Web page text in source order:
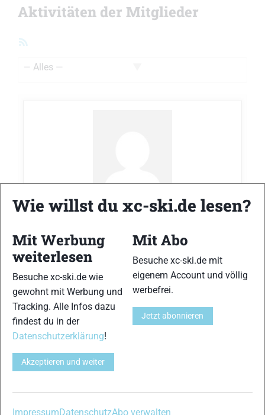
Aktivitäten der Mitglieder
mit Gigaglide Wachs?im ForumMaterial vor 2
Hallo, ich hab es mir mal bestellt und hatte
noch keine positive Erfahrung bisher. Hab es
aber auch noch nicht so oft probiert. Nach
meiner Recherche/Meinung handelt es sich
um irgendwelche Silicatverbindungen die
auch in Baumaterialien zur Wasserabweisung
(= hydrophob) dienen.
UND: Bzgl Langlauf ist das (siehe Screenshot
im Anhang) vielleicht…
Teilen
Wie willst du xc-ski.de lesen?
Mit Werbung
weiterlesen
Besuche xc-ski.de wie
gewohnt mit Werbung und
Tracking. Alle Infos dazu
findest du in der
Datenschutzerklärung!
Akzeptieren und weiter
Mit Abo
Besuche xc-ski.de mit
eigenem Account und völlig
werbefrei.
Jetzt abonnieren
ImpressumDatenschutzAbo verwalten